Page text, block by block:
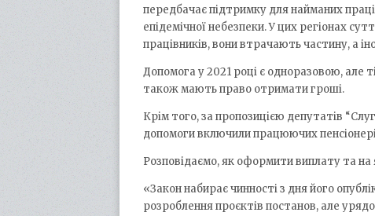
передбачає підтримку для найманих
епідемічної небезпеки. У цих регіонах
працівників, вони втрачають частину, а
Допомога у 2021 році є одноразовою, але
також мають право отримати гроші.
Крім того, за пропозицією депутатів
допомоги включили працюючих
Розповідаємо, як оформити виплату та
«Закон набирає чинності з дня його
розроблення проєктів постанов, але